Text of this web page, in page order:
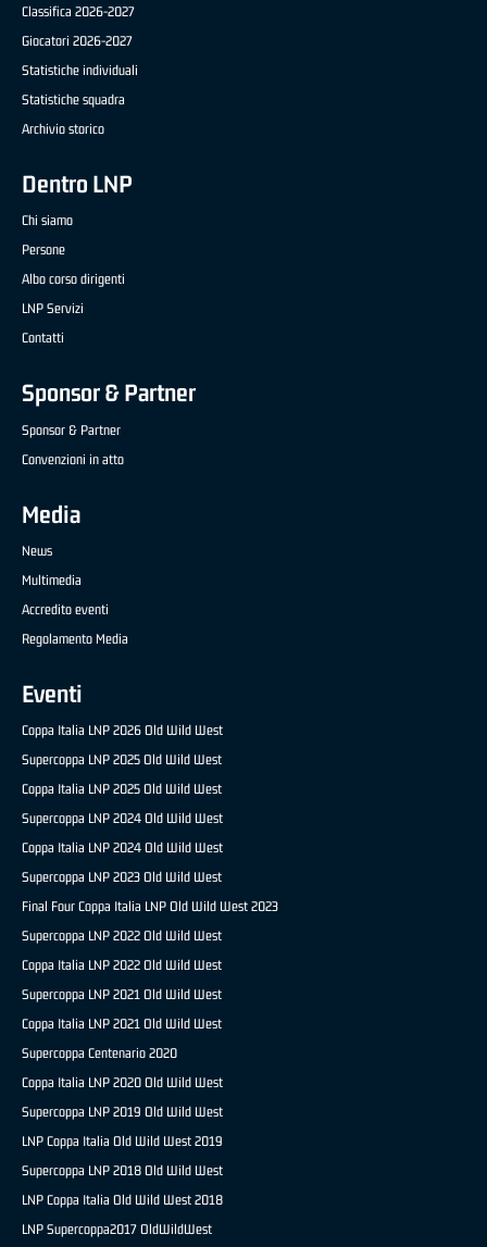
Classifica 2026-2027
Giocatori 2026-2027
Statistiche individuali
Statistiche squadra
Archivio storico
Dentro LNP
Chi siamo
Persone
Albo corso dirigenti
LNP Servizi
Contatti
Sponsor & Partner
Sponsor & Partner
Convenzioni in atto
Media
News
Multimedia
Accredito eventi
Regolamento Media
Eventi
Coppa Italia LNP 2026 Old Wild West
Supercoppa LNP 2025 Old Wild West
Coppa Italia LNP 2025 Old Wild West
Supercoppa LNP 2024 Old Wild West
Coppa Italia LNP 2024 Old Wild West
Supercoppa LNP 2023 Old Wild West
Final Four Coppa Italia LNP Old Wild West 2023
Supercoppa LNP 2022 Old Wild West
Coppa Italia LNP 2022 Old Wild West
Supercoppa LNP 2021 Old Wild West
Coppa Italia LNP 2021 Old Wild West
Supercoppa Centenario 2020
Coppa Italia LNP 2020 Old Wild West
Supercoppa LNP 2019 Old Wild West
LNP Coppa Italia Old Wild West 2019
Supercoppa LNP 2018 Old Wild West
LNP Coppa Italia Old Wild West 2018
LNP Supercoppa2017 OldWildWest